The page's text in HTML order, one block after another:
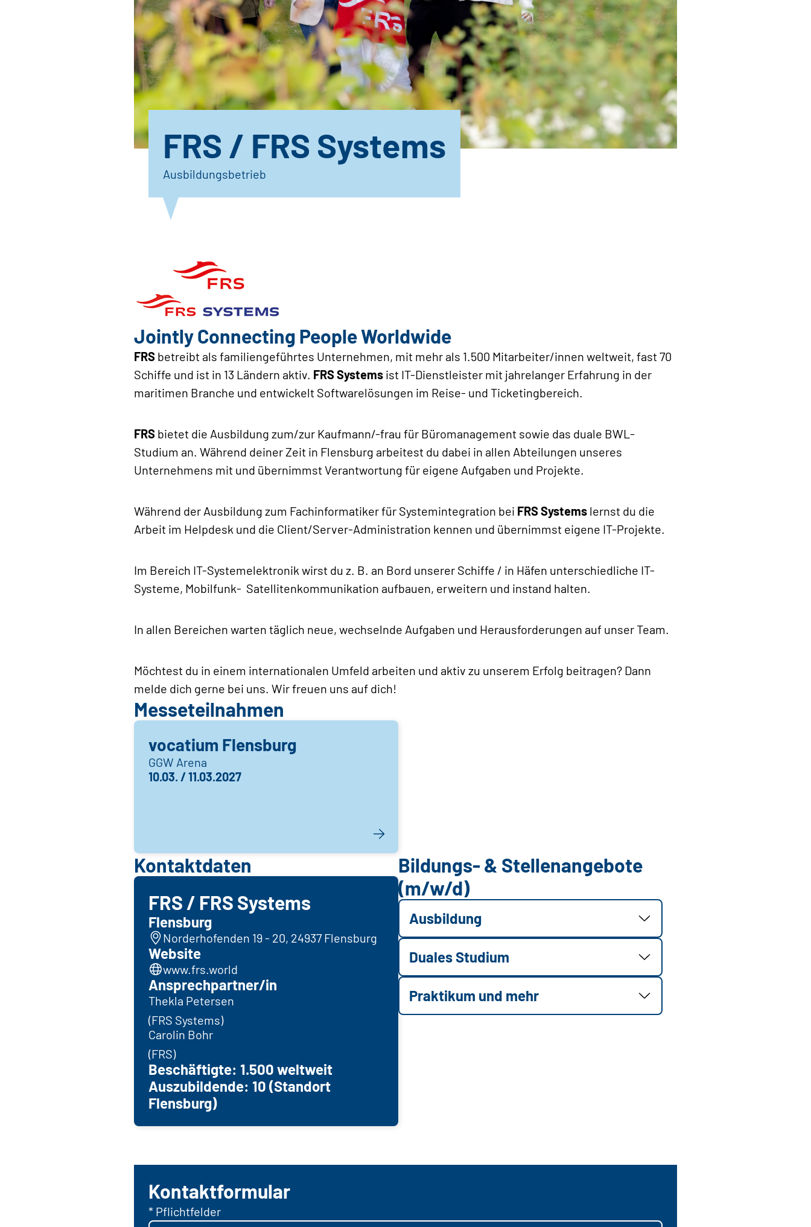
FRS / FRS Systems
Ausbildungsbetrieb
Jointly Connecting People Worldwide
FRS betreibt als familiengeführtes Unternehmen, mit mehr als 1.500 Mitarbeiter/innen weltweit, fast 70
Schiffe und ist in 13 Ländern aktiv. FRS Systems ist IT-Dienstleister mit jahrelanger Erfahrung in der
maritimen Branche und entwickelt Softwarelösungen im Reise- und Ticketingbereich.
FRS bietet die Ausbildung zum/zur Kaufmann/-frau für Büromanagement sowie das duale BWL-
Studium an. Während deiner Zeit in Flensburg arbeitest du dabei in allen Abteilungen unseres
Unternehmens mit und übernimmst Verantwortung für eigene Aufgaben und Projekte.
Während der Ausbildung zum Fachinformatiker für Systemintegration bei FRS Systems lernst du die
Arbeit im Helpdesk und die Client/Server-Administration kennen und übernimmst eigene IT-Projekte.
Im Bereich IT-Systemelektronik wirst du z. B. an Bord unserer Schiffe / in Häfen unterschiedliche IT-
Systeme, Mobilfunk- Satellitenkommunikation aufbauen, erweitern und instand halten.
In allen Bereichen warten täglich neue, wechselnde Aufgaben und Herausforderungen auf unser Team.
Möchtest du in einem internationalen Umfeld arbeiten und aktiv zu unserem Erfolg beitragen? Dann
melde dich gerne bei uns. Wir freuen uns auf dich!
Messeteilnahmen
vocatium Flensburg
GGW Arena
10.03. / 11.03.2027
Kontaktdaten
FRS / FRS Systems
Flensburg
Norderhofenden 19 - 20, 24937 Flensburg
Website
www.frs.world
Ansprechpartner/in
Thekla Petersen
(FRS Systems)
Carolin Bohr
(FRS)
Beschäftigte: 1.500 weltweit
Auszubildende: 10 (Standort
Flensburg)
Bildungs- & Stellenangebote
(m/w/d)
Ausbildung
Duales Studium
Praktikum und mehr
Kontaktformular
* Pflichtfelder